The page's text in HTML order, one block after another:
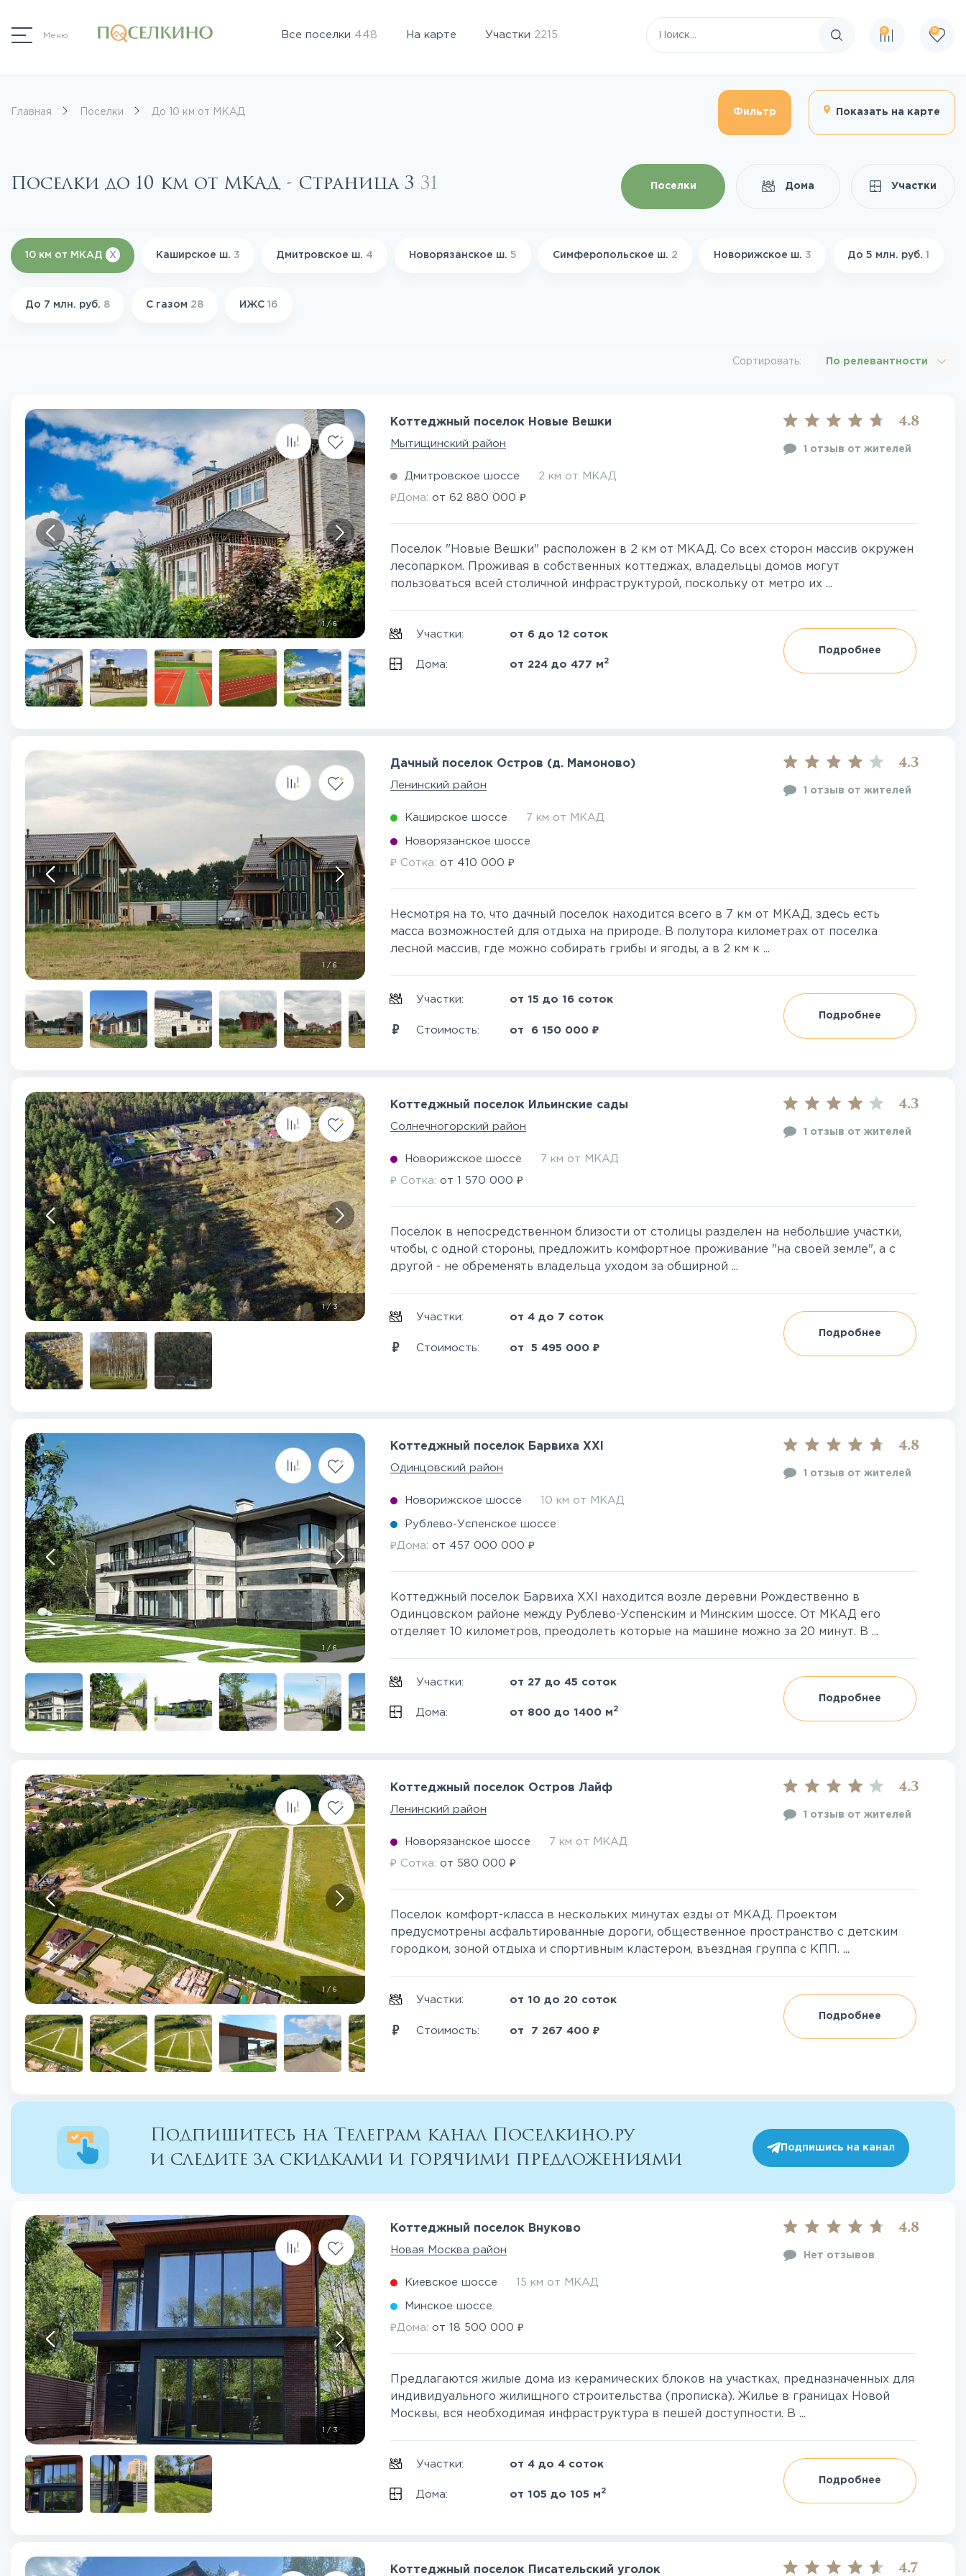
Меню Все поселки 448 На карте Участки 2215
Поиск по сайту
0 0
Главная Поселки До 10 км от МКАД Фильтр Показать на карте
Поселки до 10 км от МКАД - Страница 3 31 Поселки Дома Участки
10 км от МКАД X Каширское ш. 3 Дмитровское ш. 4 Новорязанское ш. 5 Симферопольское ш. 2 Новорижское ш. 3 До 5 млн. руб. 1
До 7 млн. руб. 8 С газом 28 ИЖС 16
Сортировать: По релевантности
1/6
Коттеджный поселок Новые Вешки
Мытищинский район
4.8
1 отзыв от жителей
Дмитровское шоссе 2 км от МКАД
₽Дома:от62 880 000 ₽
Поселок "Новые Вешки" расположен в 2 км от МКАД. Со всех сторон массив окружен
лесопарком. Проживая в собственных коттеджах, владельцы домов могут
пользоваться всей столичной инфраструктурой, поскольку от метро их ...
Участки: от 6 до 12 соток
Дома: от 224 до 477 м 2
Подробнее
/6
Дачный поселок Остров (д. Мамоново)
Ленинский район
4.3
1 отзыв от жителей
Каширское шоссе 7 км от МКАД
Новорязанское шоссе
₽ Сотка:от 410 000 ₽
Несмотря на то, что дачный поселок находится всего в 7 км от МКАД, здесь есть
масса возможностей для отдыха на природе. В полутора километрах от поселка
лесной массив, где можно собирать грибы и ягоды, а в 2 км к ...
Участки: от 15 до 16 соток
Стоимость: от 6 150 000 ₽
Подробнее
1/3
Коттеджный поселок Ильинские сады
Солнечногорский район
4.3
1 отзыв от жителей
Новорижское шоссе 7 км от МКАД
₽ Сотка:от1 570 000 ₽
Поселок в непосредственном близости от столицы разделен на небольшие участки,
чтобы, с одной стороны, предложить комфортное проживание "на своей земле", а с
другой - не обременять владельца уходом за обширной ...
Участки: от 4 до 7 соток
Стоимость: от5 495 000 ₽
Подробнее
/6
Коттеджный поселок Барвиха XXI
Одинцовский район
4.8
1 отзыв от жителей
Новорижское шоссе 10 км от МКАД
Рублево-Успенское шоссе
₽Дома:от 457 000 000 ₽
Коттеджный поселок Барвиха XXI находится возле деревни Рождественно в
Одинцовском районе между Рублево-Успенским и Минским шоссе. От МКАД его
отделяет 10 километров, преодолеть которые на машине можно за 20 минут. В ...
Участки: от 27 до 45 соток
Дома: от 800 до 1400 м 2
Подробнее
/6
Коттеджный поселок Остров Лайф
Ленинский район
4.3
1 отзыв от жителей
Новорязанское шоссе 7 км от МКАД
₽ Сотка:от 580 000 ₽
Поселок комфорт-класса в нескольких минутах езды от МКАД. Проектом
предусмотрены асфальтированные дороги, общественное пространство с детским
городком, зоной отдыха и спортивным кластером, въездная группа с КПП. ...
Участки: от 10 до 20 соток
Стоимость: от 7 267 400 ₽
Подробнее
Подпишитесь на Телеграм канал Поселкино.ру
и следите за скидками и горячими предложениями
Подпишись на канал
1 /3
Коттеджный поселок Внуково
Новая Москва район
4.8
Нет отзывов
Киевское шоссе 15 км от МКАД
Минское шоссе
₽Дома:от18 500 000 ₽
Предлагаются жилые дома из керамических блоков на участках, предназначенных для
индивидуального жилищного строительства (прописка). Жилье в границах Новой
Москвы, вся необходимая инфраструктура в пешей доступности. В ...
Участки: от 4 до 4 соток
Дома: от 105 до 105 м 2
Подробнее
Коттеджный поселок Писательский уголок 4.7